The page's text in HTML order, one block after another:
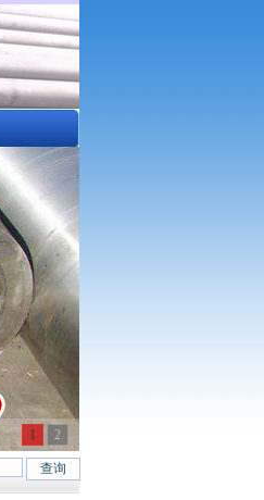
1 2
、16Mn-45Mn、27SiMn、Cr5Mo、